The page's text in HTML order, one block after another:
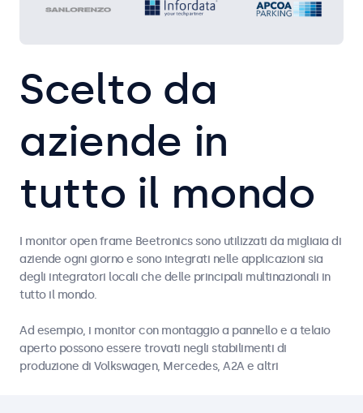
Scelto da
aziende in
tutto il mondo
I monitor open frame Beetronics sono utilizzati da migliaia di
aziende ogni giorno e sono integrati nelle applicazioni sia
degli integratori locali che delle principali multinazionali in
tutto il mondo.
Ad esempio, i monitor con montaggio a pannello e a telaio
aperto possono essere trovati negli stabilimenti di
produzione di Volkswagen, Mercedes, A2A e altri